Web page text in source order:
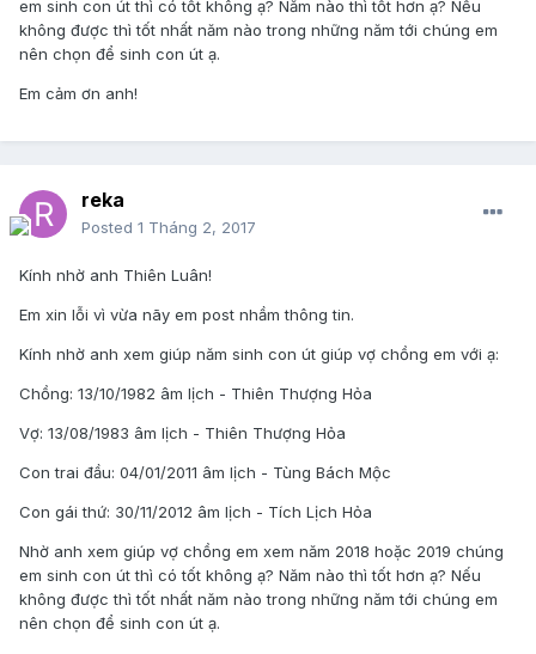
em sinh con út thì có tốt không ạ? Năm nào thì tốt hơn ạ? Nếu
không được thì tốt nhất năm nào trong những năm tới chúng em
nên chọn để sinh con út ạ.
Em cảm ơn anh!
reka
Posted 1 Tháng 2, 2017
Kính nhờ anh Thiên Luân!
Em xin lỗi vì vừa nãy em post nhầm thông tin.
Kính nhờ anh xem giúp năm sinh con út giúp vợ chồng em với ạ:
Chồng: 13/10/1982 âm lịch - Thiên Thượng Hỏa
Vợ: 13/08/1983 âm lịch - Thiên Thượng Hỏa
Con trai đầu: 04/01/2011 âm lịch - Tùng Bách Mộc
Con gái thứ: 30/11/2012 âm lịch - Tích Lịch Hỏa
Nhờ anh xem giúp vợ chồng em xem năm 2018 hoặc 2019 chúng
em sinh con út thì có tốt không ạ? Năm nào thì tốt hơn ạ? Nếu
không được thì tốt nhất năm nào trong những năm tới chúng em
nên chọn để sinh con út ạ.